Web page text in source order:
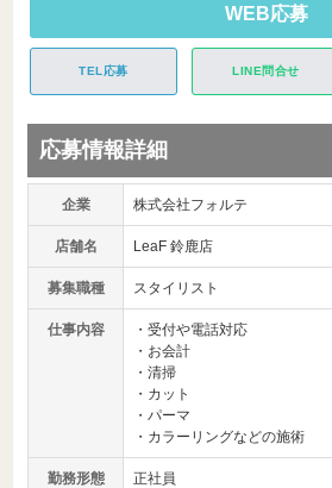
WEB応募
TEL応募 LINE問合せ
応募情報詳細
企業 株式会社フォルテ
店舗名 LeaF 鈴鹿店
募集職種 スタイリスト
仕事内容
・受付や電話対応
・お会計
・清掃
・カット
・パーマ
・カラーリングなどの施術
勤務形態 正社員